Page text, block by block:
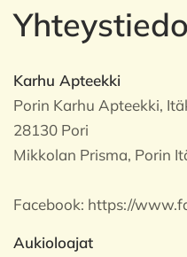
Karhu Apteekki
Porin Karhu Apteekki,
28130 Pori
Mikkolan Prisma, Porin
Facebook: https://
Aukioloajat